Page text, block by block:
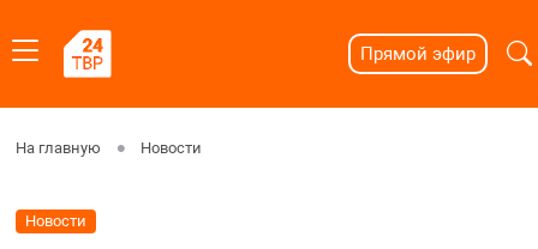
Прямой эфир
На главную Новости
Новости